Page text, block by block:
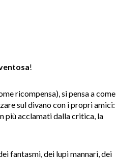
!
ricompensa), si pensa a come
sul divano con i propri amici:
più acclamati dalla critica, la
fantasmi, dei lupi mannari, dei